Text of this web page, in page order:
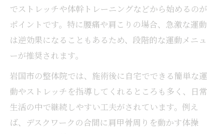
整体施術と運動の組み合わせで疲労回復促
進
スポーツ選手におすすめの整体運動活用法
体調管理を整体と運動で実現する方法
整体運動で体調管理を習慣化するポイント
整体と運動を継続するためのコツを紹介
整体運動で免疫力や代謝を高める方法
整体と運動で季節の変化に強い体を作る
でストレッチや体幹トレーニングなどから始めるのが
ポイントです。特に腰痛や肩こりの場合、急激な運動
は逆効果になることもあるため、段階的な運動メニュ
ーが推奨されます。
岩国市の整体院では、施術後に自宅でできる簡単な運
動やストレッチを指導してくれるところも多く、日常
生活の中で継続しやすい工夫がされています。例え
ば、デスクワークの合間に肩甲骨周りを動かす体操